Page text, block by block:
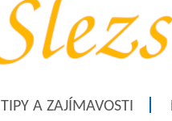
TIPY A ZAJÍMAVOSTI